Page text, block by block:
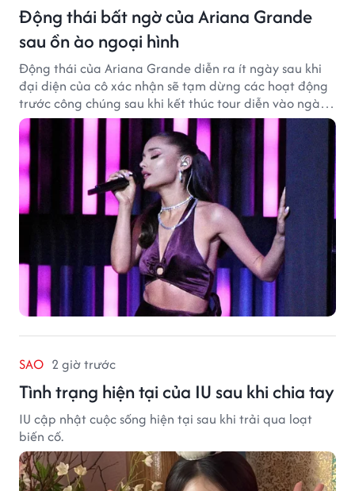
Động thái bất ngờ của Ariana Grande
sau ồn ào ngoại hình
Động thái của Ariana Grande diễn ra ít ngày sau khi
đại diện của cô xác nhận sẽ tạm dừng các hoạt động
trước công chúng sau khi kết thúc tour diễn vào ngày
1/9.
SAO 2 giờ trước
Tình trạng hiện tại của IU sau khi chia tay
IU cập nhật cuộc sống hiện tại sau khi trải qua loạt
biến cố.